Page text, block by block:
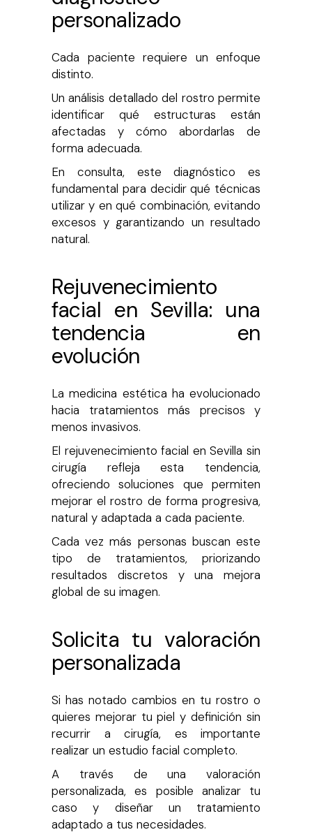
personalizado
Cada paciente requiere un enfoque
distinto.
Un análisis detallado del rostro permite
identificar qué estructuras están
afectadas y cómo abordarlas de
forma adecuada.
En consulta, este diagnóstico es
fundamental para decidir qué técnicas
utilizar y en qué combinación, evitando
excesos y garantizando un resultado
natural.
Rejuvenecimiento
facial en Sevilla: una
tendencia en
evolución
La medicina estética ha evolucionado
hacia tratamientos más precisos y
menos invasivos.
El rejuvenecimiento facial en Sevilla sin
cirugía refleja esta tendencia,
ofreciendo soluciones que permiten
mejorar el rostro de forma progresiva,
natural y adaptada a cada paciente.
Cada vez más personas buscan este
tipo de tratamientos, priorizando
resultados discretos y una mejora
global de su imagen.
Solicita tu valoración
personalizada
Si has notado cambios en tu rostro o
quieres mejorar tu piel y definición sin
recurrir a cirugía, es importante
realizar un estudio facial completo.
A través de una valoración
personalizada, es posible analizar tu
caso y diseñar un tratamiento
adaptado a tus necesidades.